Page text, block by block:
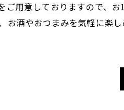
ご用意しておりますので、お
お酒やおつまみを気軽に楽